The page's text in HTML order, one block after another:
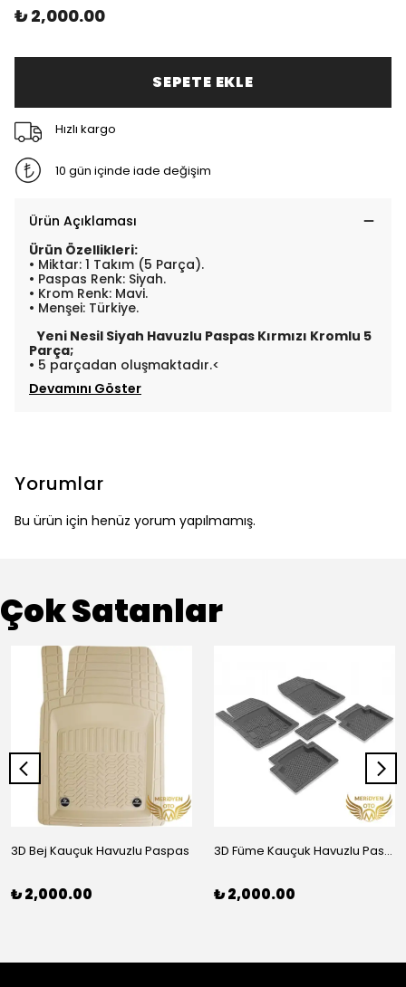
₺ 2,000.00
SEPETE EKLE
Hızlı kargo
10 gün içinde iade değişim
Ürün Açıklaması
Ürün Özellikleri:
• Miktar: 1 Takım (5 Parça).
• Paspas Renk: Siyah.
• Krom Renk: Mavi.
• Menşei: Türkiye.
Yeni Nesil Siyah Havuzlu Paspas Kırmızı Kromlu 5
Parça;
• 5 parçadan oluşmaktadır.<
Devamını Göster
Yorumlar
Bu ürün için henüz yorum yapılmamış.
Çok Satanlar
3D Bej Kauçuk Havuzlu Paspas
₺ 2,000.00
3D Füme Kauçuk Havuzlu Paspas
₺ 2,000.00